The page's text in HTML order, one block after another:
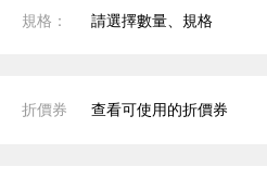
規格： 請選擇數量、規格
折價券 查看可使用的折價券